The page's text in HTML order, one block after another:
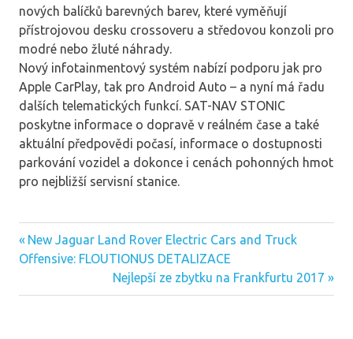
nových balíčků barevných barev, které vyměňují
přístrojovou desku crossoveru a středovou konzoli pro
modré nebo žluté náhrady.
Nový infotainmentový systém nabízí podporu jak pro
Apple CarPlay, tak pro Android Auto – a nyní má řadu
dalších telematických funkcí. SAT-NAV STONIC
poskytne informace o dopravě v reálném čase a také
aktuální předpovědi počasí, informace o dostupnosti
parkování vozidel a dokonce i cenách pohonných hmot
pro nejbližší servisní stanice.
Post
navigation
Previous
Post:
New Jaguar Land Rover Electric Cars and Truck
Offensive: FLOUTIONUS DETALIZACE
Next
Post:
Nejlepší ze zbytku na Frankfurtu 2017